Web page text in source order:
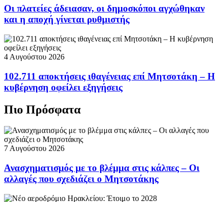
Οι πλατείες άδειασαν, οι δημοσκόποι αγχώθηκαν
και η αποχή γίνεται ρυθμιστής
4 Αυγούστου 2026
102.711 αποκτήσεις ιθαγένειας επί Μητσοτάκη – Η
κυβέρνηση οφείλει εξηγήσεις
Πιο Πρόσφατα
7 Αυγούστου 2026
Ανασχηματισμός με το βλέμμα στις κάλπες – Οι
αλλαγές που σχεδιάζει ο Μητσοτάκης